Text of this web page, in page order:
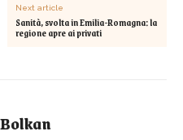
Next article
Sanità, svolta in Emilia-Romagna: la
regione apre ai privati